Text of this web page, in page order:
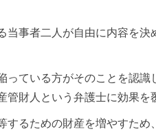
当事者二人が自由に内容を決
っている方がそのことを認
管財人という弁護士に効果を
するための財産を増やすた